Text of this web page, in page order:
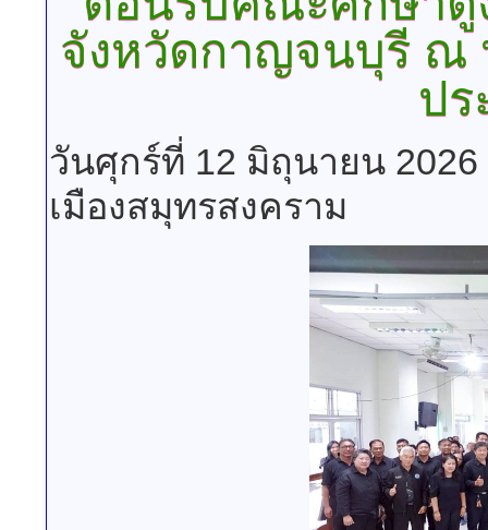
จังหวัดกาญจนบุรี ณ
ป
วันศุกร์ที่ 12 มิถุนายน 2026
เมืองสมุทรสงคราม